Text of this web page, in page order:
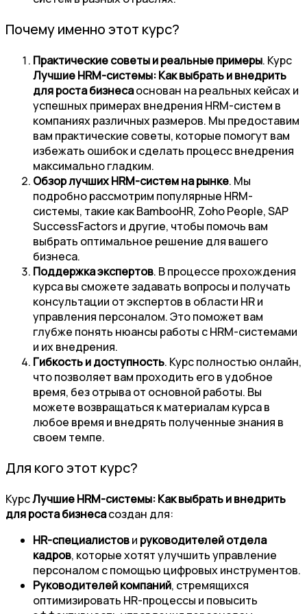
Почему именно этот курс?
Практические советы и реальные примеры. Курс
Лучшие HRM-системы: Как выбрать и внедрить
для роста бизнесаоснован на реальных кейсах и
успешных примерах внедрения HRM-систем в
компаниях различных размеров. Мы предоставим
вам практические советы, которые помогут вам
избежать ошибок и сделать процесс внедрения
максимально гладким.
Обзор лучших HRM-систем на рынке. Мы
подробно рассмотрим популярные HRM-
системы, такие как BambooHR, Zoho People, SAP
SuccessFactors и другие, чтобы помочь вам
выбрать оптимальное решение для вашего
бизнеса.
Поддержка экспертов. В процессе прохождения
курса вы сможете задавать вопросы и получать
консультации от экспертов в области HR и
управления персоналом. Это поможет вам
глубже понять нюансы работы с HRM-системами
и их внедрения.
Гибкость и доступность. Курс полностью онлайн,
что позволяет вам проходить его в удобное
время, без отрыва от основной работы. Вы
можете возвращаться к материалам курса в
любое время и внедрять полученные знания в
своем темпе.
Для кого этот курс?
КурсЛучшие HRM-системы: Как выбрать и внедрить
для роста бизнесасоздан для:
HR-специалистови руководителей отдела
кадров, которые хотят улучшить управление
персоналом с помощью цифровых инструментов.
Руководителей компаний, стремящихся
оптимизировать HR-процессы и повысить